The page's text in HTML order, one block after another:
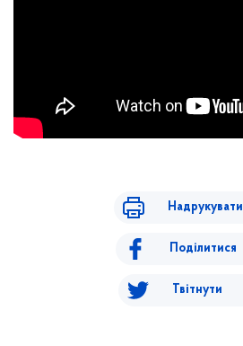
Надрукувати
Поділитися
Твітнути